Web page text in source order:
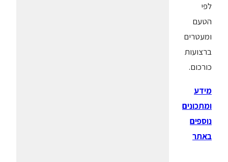
לפי
הטעם
ומעטרים
ברצועות
כורכום.
מידע
ומתכונים
נוספים
באתר